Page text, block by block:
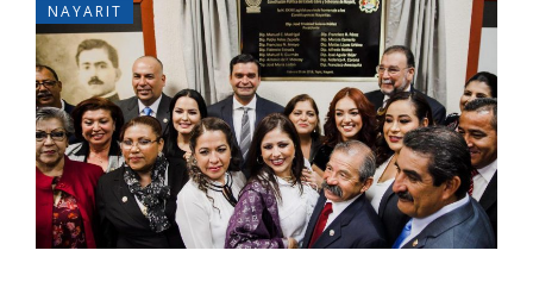
NAYARIT